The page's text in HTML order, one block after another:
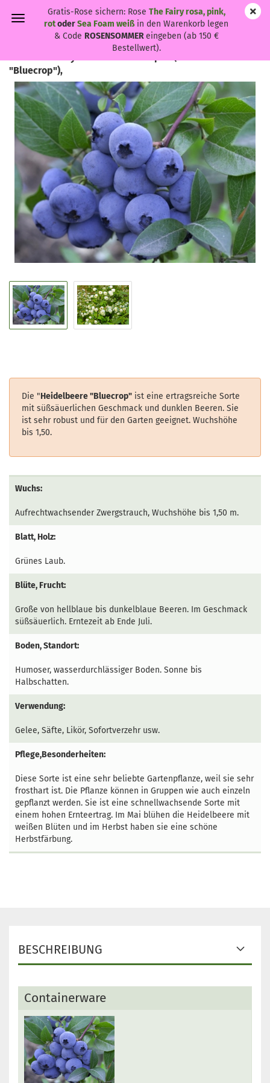
Gratis-Rose sichern: Rose The Fairy rosa, pink,
rotoderSea Foam weißin den Warenkorb legen
& Code ROSENSOMMEReingeben (ab 150 €
Bestellwert).
"Bluecrop"),
Die "Heidelbeere "Bluecrop" ist eine ertragsreiche Sorte
mit süßsäuerlichen Geschmack und dunklen Beeren. Sie
ist sehr robust und für den Garten geeignet. Wuchshöhe
bis 1,50.
Wuchs:
Aufrechtwachsender Zwergstrauch, Wuchshöhe bis 1,50 m.
Blatt, Holz:
Grünes Laub.
Blüte, Frucht:
Große von hellblaue bis dunkelblaue Beeren. Im Geschmack
süßsäuerlich. Erntezeit ab Ende Juli.
Boden, Standort:
Humoser, wasserdurchlässiger Boden. Sonne bis
Halbschatten.
Verwendung:
Gelee, Säfte, Likör, Sofortverzehr usw.
Pflege,Besonderheiten:
Diese Sorte ist eine sehr beliebte Gartenpflanze, weil sie sehr
frosthart ist. Die Pflanze können in Gruppen wie auch einzeln
gepflanzt werden. Sie ist eine schnellwachsende Sorte mit
einem hohen Ernteertrag. Im Mai blühen die Heidelbeere mit
weißen Blüten und im Herbst haben sie eine schöne
Herbstfärbung.
BESCHREIBUNG
Containerware